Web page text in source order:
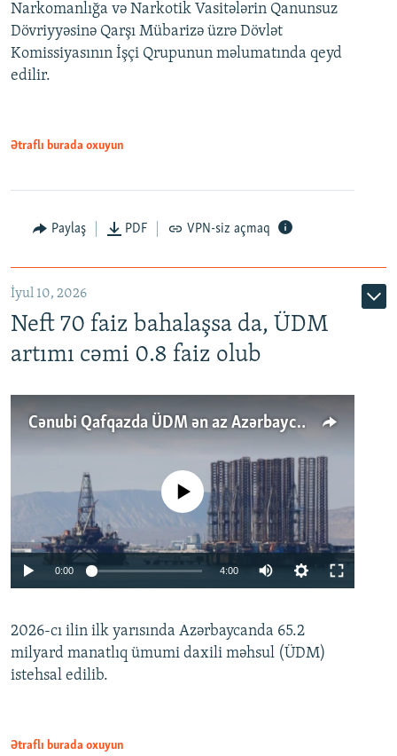
Narkomanlığa və Narkotik Vasitələrin Qanunsuz
Dövriyyəsinə Qarşı Mübarizə üzrə Dövlət
Komissiyasının İşçi Qrupunun məlumatında qeyd
edilir.
Ətraflı burada oxuyun
Paylaş PDF VPN-siz açmaq
İyul 10, 2026
Neft 70 faiz bahalaşsa da, ÜDM
artımı cəmi 0.8 faiz olub
Cənubi Qafqazda ÜDM ən az Azərbaycanda artır: Qonşuları niyə Bakını qabaqlaya bilir?
Auto 240p 360p 480p
No media source currently available
0:00 4:00
360p
480p
2026-cı ilin ilk yarısında Azərbaycanda 65.2
milyard manatlıq ümumi daxili məhsul (ÜDM)
istehsal edilib.
Ətraflı burada oxuyun